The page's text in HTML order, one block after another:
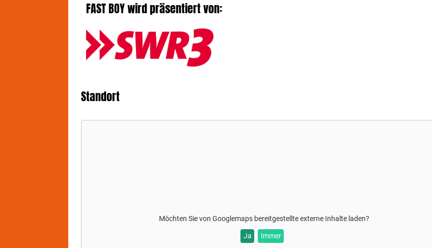
FAST BOY wird präsentiert von:
Standort
Möchten Sie von Googlemapsbereitgestellte externe Inhalte laden?
Ja Immer